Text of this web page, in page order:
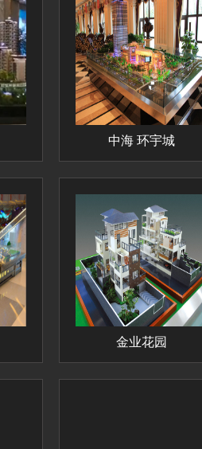
中海 环宇城
金业花园